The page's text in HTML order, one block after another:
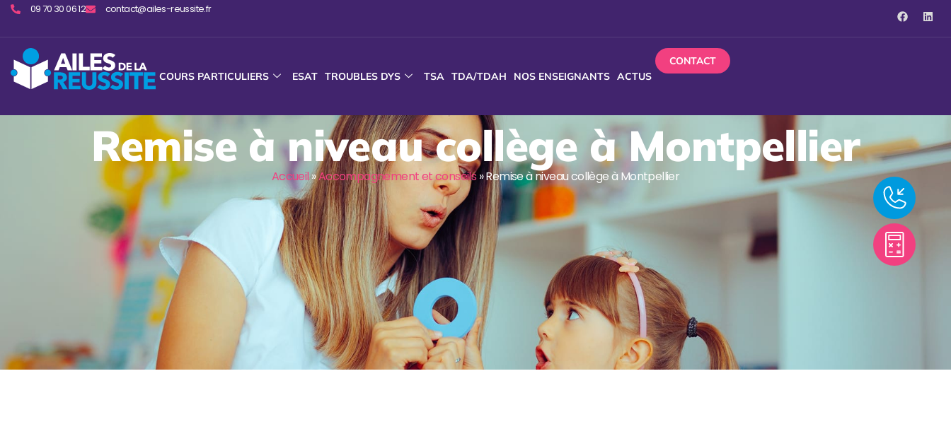
09 70 30 06 12 contact@ailes-reussite.fr
COURS PARTICULIERS ESAT TROUBLES DYS TSA TDA/TDAH NOS ENSEIGNANTS ACTUS
CONTACT
Remise à niveau collège à Montpellier
Accueil»Accompagnement et conseils»Remise à niveau collège à Montpellier